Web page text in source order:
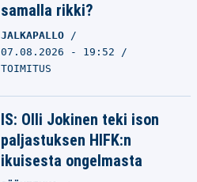
samalla rikki?
JALKAPALLO
07.08.2026 - 19:52
TOIMITUS
IS: Olli Jokinen teki ison
paljastuksen HIFK:n
ikuisesta ongelmasta